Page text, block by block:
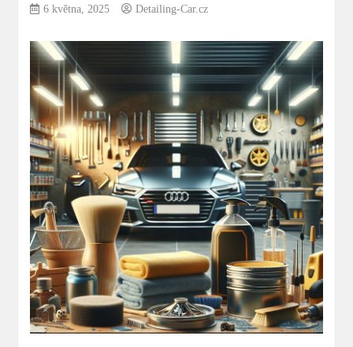
6 května, 2025 Detailing-Car.cz